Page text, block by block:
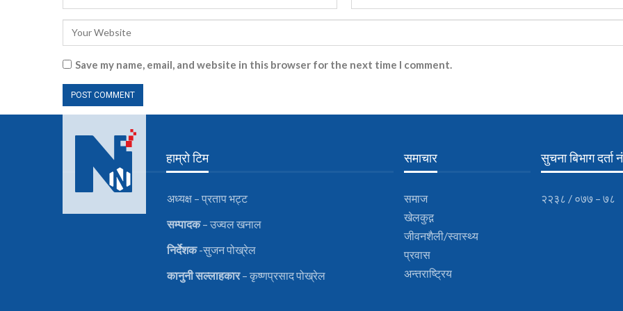
Save my name, email, and website in this browser for the next time I comment.
हाम्रो टिम
अध्यक्ष – प्रताप भट्ट
सम्पादक– उज्वल खनाल
निर्देशक-सुजन पोख्रेल
कानुनीसल्लाहकार– कृष्णप्रसाद पोख्रेल
समाचार
समाज
खेलकुद़़
जीवनशैली/स्वास्थ्य
प्रवास
अन्तराष्ट्रिय
सुचना बिभाग दर्ता
२२३८ / ०७७ – ७८